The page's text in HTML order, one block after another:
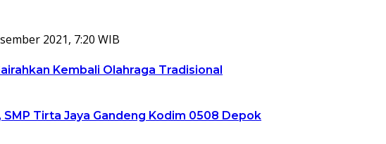
2021, 7:20 WIB
Kembali Olahraga Tradisional
Tirta Jaya Gandeng Kodim 0508 Depok